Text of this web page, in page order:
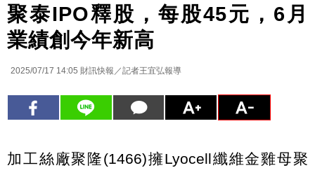
聚泰IPO釋股，每股45元，6月
業績創今年新高
2025/07/17 14:05 財訊快報／記者王宜弘報導
加工絲廠聚隆(1466)擁Lyocell纖維金雞母聚